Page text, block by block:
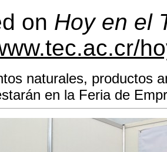
on Hoy en el
naturales, productos
en la Feria de